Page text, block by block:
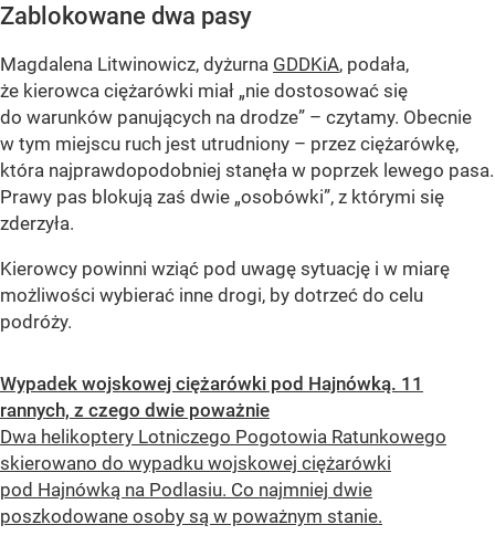
Zablokowane dwa pasy
Magdalena Litwinowicz, dyżurna GDDKiA, podała,
że kierowca ciężarówki miał „nie dostosować się
do warunków panujących na drodze” – czytamy. Obecnie
w tym miejscu ruch jest utrudniony – przez ciężarówkę,
która najprawdopodobniej stanęła w poprzek lewego pasa.
Prawy pas blokują zaś dwie „osobówki”, z którymi się
zderzyła.
Kierowcy powinni wziąć pod uwagę sytuację i w miarę
możliwości wybierać inne drogi, by dotrzeć do celu
podróży.
Wypadek wojskowej ciężarówki pod Hajnówką. 11
rannych, z czego dwie poważnie
Dwa helikoptery Lotniczego Pogotowia Ratunkowego
skierowano do wypadku wojskowej ciężarówki
pod Hajnówką na Podlasiu. Co najmniej dwie
poszkodowane osoby są w poważnym stanie.